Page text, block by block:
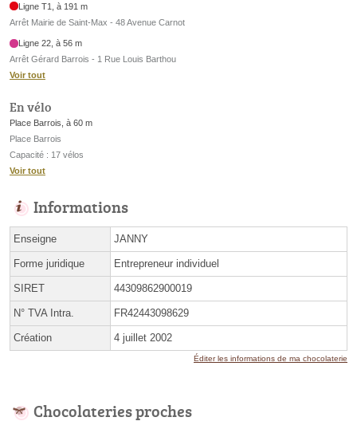
Ligne T1, à 191 m
Arrêt Mairie de Saint-Max - 48 Avenue Carnot
Ligne 22, à 56 m
Arrêt Gérard Barrois - 1 Rue Louis Barthou
Voir tout
En vélo
Place Barrois, à 60 m
Place Barrois
Capacité : 17 vélos
Voir tout
Informations
Enseigne JANNY
Forme juridique Entrepreneur individuel
SIRET 44309862900019
N° TVA Intra. FR42443098629
Création 4 juillet 2002
Éditer les informations de ma chocolaterie
Chocolateries proches